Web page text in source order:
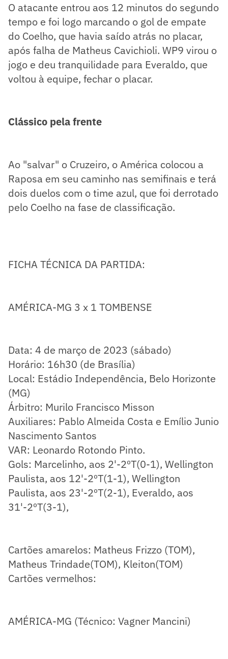
O atacante entrou aos 12 minutos do segundo
tempo e foi logo marcando o gol de empate
do Coelho, que havia saído atrás no placar,
após falha de Matheus Cavichioli. WP9 virou o
jogo e deu tranquilidade para Everaldo, que
voltou à equipe, fechar o placar.
Clássico pela frente
Ao "salvar" o Cruzeiro, o América colocou a
Raposa em seu caminho nas semifinais e terá
dois duelos com o time azul, que foi derrotado
pelo Coelho na fase de classificação.
FICHA TÉCNICA DA PARTIDA:
AMÉRICA-MG 3 x 1 TOMBENSE
Data: 4 de março de 2023 (sábado)
Horário: 16h30 (de Brasília)
Local: Estádio Independência, Belo Horizonte
(MG)
Árbitro: Murilo Francisco Misson
Auxiliares: Pablo Almeida Costa e Emílio Junio
Nascimento Santos
VAR: Leonardo Rotondo Pinto.
Gols: Marcelinho, aos 2'-2ºT(0-1), Wellington
Paulista, aos 12'-2ºT(1-1), Wellington
Paulista, aos 23'-2ºT(2-1), Everaldo, aos
31'-2ºT(3-1),
Cartões amarelos: Matheus Frizzo (TOM),
Matheus Trindade(TOM), Kleiton(TOM)
Cartões vermelhos:
AMÉRICA-MG (Técnico: Vagner Mancini)